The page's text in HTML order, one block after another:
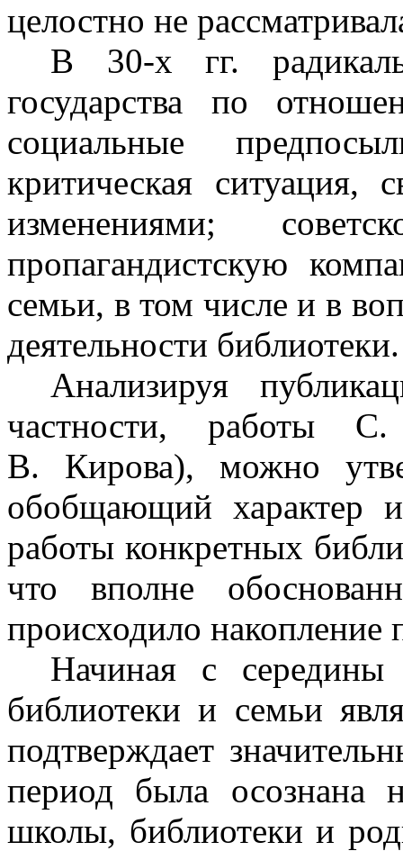
целостно не
В 30-х гг.
государства по
социальные
критическая ситуация,
изменениями;
пропагандистскую
семьи, в том числе и в
деятельности библиотеки.
Анализируя
частности, работы
В. Кирова), можно
обобщающий характер и
работы конкретных
что вполне
происходило накопление
Начиная с
библиотеки и семьи
подтверждает
период была осознана
школы, библиотеки и